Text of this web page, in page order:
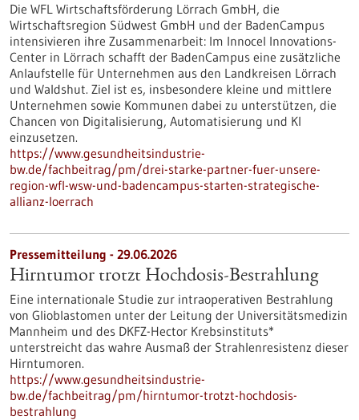
Die WFL Wirtschaftsförderung Lörrach GmbH, die
Wirtschaftsregion Südwest GmbH und der BadenCampus
intensivieren ihre Zusammenarbeit: Im Innocel Innovations-
Center in Lörrach schafft der BadenCampus eine zusätzliche
Anlaufstelle für Unternehmen aus den Landkreisen Lörrach
und Waldshut. Ziel ist es, insbesondere kleine und mittlere
Unternehmen sowie Kommunen dabei zu unterstützen, die
Chancen von Digitalisierung, Automatisierung und KI
einzusetzen.
https://www.gesundheitsindustrie-
bw.de/fachbeitrag/pm/drei-starke-partner-fuer-unsere-
region-wfl-wsw-und-badencampus-starten-strategische-
allianz-loerrach
Pressemitteilung - 29.06.2026
Hirntumor trotzt Hochdosis-Bestrahlung
Eine internationale Studie zur intraoperativen Bestrahlung
von Glioblastomen unter der Leitung der Universitätsmedizin
Mannheim und des DKFZ-Hector Krebsinstituts*
unterstreicht das wahre Ausmaß der Strahlenresistenz dieser
Hirntumoren.
https://www.gesundheitsindustrie-
bw.de/fachbeitrag/pm/hirntumor-trotzt-hochdosis-
bestrahlung